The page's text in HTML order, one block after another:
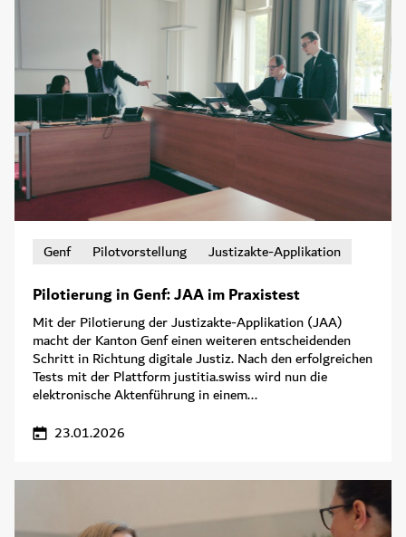
Genf Pilotvorstellung Justizakte-Applikation
Pilotierung in Genf: JAA im Praxistest
Mit der Pilotierung der Justizakte-Applikation (JAA)
macht der Kanton Genf einen weiteren entscheidenden
Schritt in Richtung digitale Justiz. Nach den erfolgreichen
Tests mit der Plattform justitia.swiss wird nun die
elektronische Aktenführung in einem...
23.01.2026